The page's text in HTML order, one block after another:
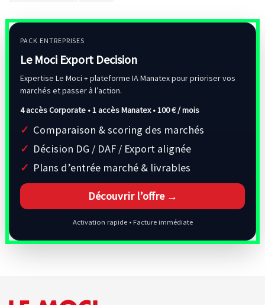
PACK ENTREPRISES
Le Moci Export Decision
Expertise Le Moci + plateforme IA Manatex pour prioriser vos
marchés et passer à l’action.
4 accès Corporate • 1 accès Manatex •100 € / mois
Comparaison & scoring des marchés
Décision DG / DAF / Export alignée
Plans d’entrée marché & livrables
Découvrir l’offre →
Activation rapide • Facture immédiate